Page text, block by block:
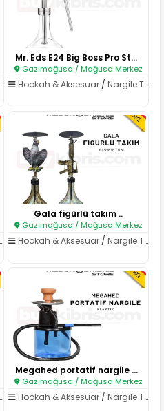
Mr. Eds E24 Big Boss Pro Stain..
Gazimağusa / Mağusa Merkez
Hookah & Aksesuar /Nargile Takımları
Gala figürlü takım ..
Gazimağusa / Mağusa Merkez
Hookah & Aksesuar /Nargile Takımları
Megahed portatif nargile takı..
Gazimağusa / Mağusa Merkez
Hookah & Aksesuar /Nargile Takımları